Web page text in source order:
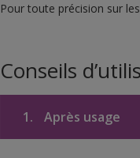
Pour toute précision sur
Conseils
1. Après usage